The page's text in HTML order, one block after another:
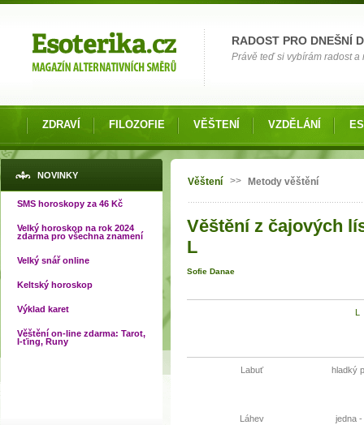
RADOST PRO DNEŠNÍ
Právě teď si vybírám radost a
ZDRAVÍ FILOZOFIE VĚŠTENÍ VZDĚLÁNÍ
NOVINKY
SMS horoskopy za 46 Kč
Velký horoskop na rok 2024
zdarma pro všechna znamení
Velký snář online
Keltský horoskop
Výklad karet
Věštění on-line zdarma: Tarot,
I-ťing, Runy
Jste zde
Věštení >> Metody věštění
Věštění z čajových
L
Sofie Danae
L
Labuť hladký
Láhev jedna